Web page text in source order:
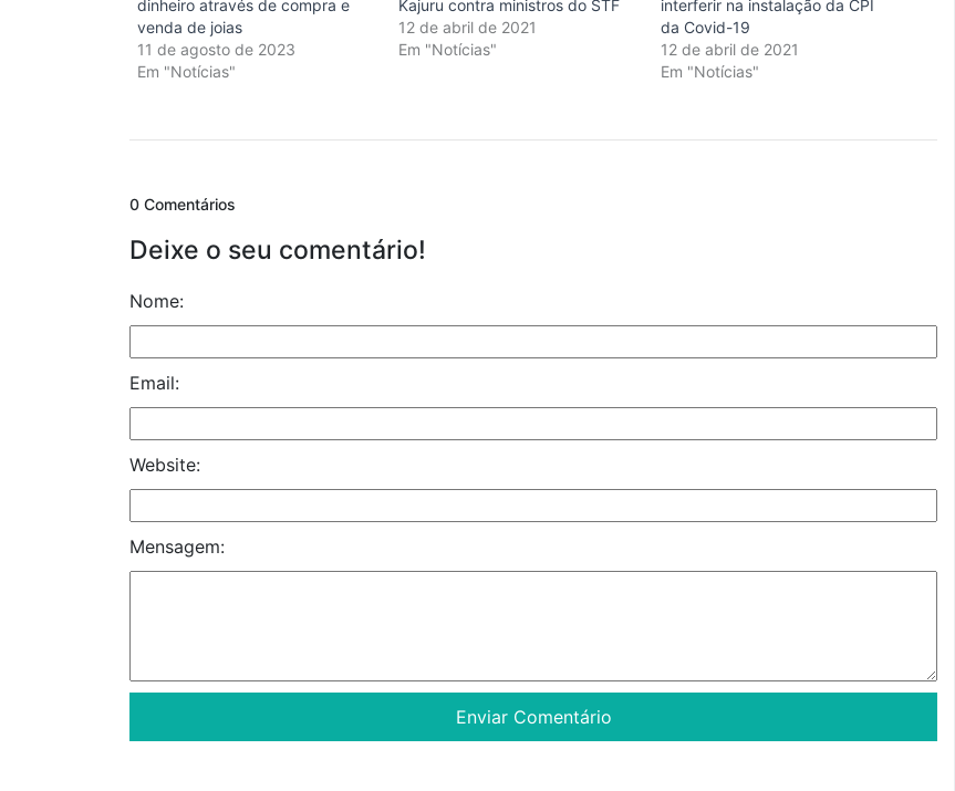
dinheiro através de compra e
venda de joias
11 de agosto de 2023
Em "Notícias"
Kajuru contra ministros do STF
12 de abril de 2021
Em "Notícias"
interferir na instalação da CPI
da Covid-19
12 de abril de 2021
Em "Notícias"
0 Comentários
Deixe o seu comentário!
Nome:
Email:
Website:
Mensagem: